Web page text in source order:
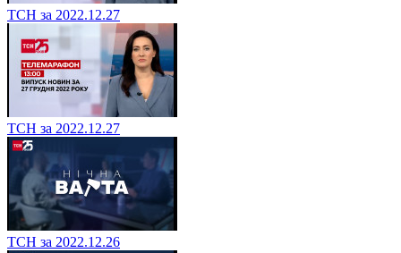
ТСН за 2022.12.27
ТСН за 2022.12.27
ТСН за 2022.12.26